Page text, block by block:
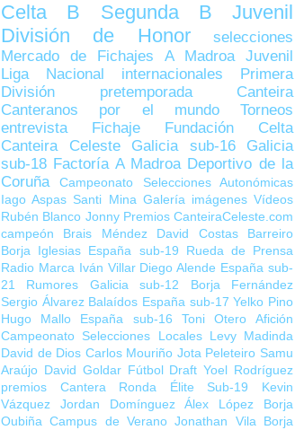
Celta B Segunda B
Juvenil
División de Honor
selecciones
Mercado de Fichajes
A Madroa
Juvenil
Liga Nacional
internacionales
Primera
División
pretemporada
Canteira
Canteranos por el mundo
Torneos
entrevista
Fichaje
Fundación Celta
Canteira Celeste
Galicia sub-16
Galicia
sub-18 Factoría A Madroa Deportivo de la
Coruña
Campeonato Selecciones Autonómicas
Iago Aspas Santi Mina Galería imágenes Vídeos
Rubén Blanco Jonny Premios CanteiraCeleste.com
campeón
Brais Méndez David Costas
Barreiro
Borja Iglesias
España sub-19
Rueda de Prensa
Radio Marca
Iván Villar Diego Alende España sub-
21
Rumores Galicia sub-12
Borja Fernández
Sergio Álvarez Balaídos España sub-17 Yelko Pino
Hugo Mallo
España sub-16 Toni Otero
Afición
Campeonato Selecciones Locales
Levy Madinda
David de Dios Carlos Mouriño Jota Peleteiro Samu
Araújo David Goldar Fútbol Draft Yoel Rodríguez
premios Cantera
Ronda Élite Sub-19
Kevin
Vázquez
Jordan Domínguez Álex López
Borja
Oubiña Campus de Verano Jonathan Vila
Borja